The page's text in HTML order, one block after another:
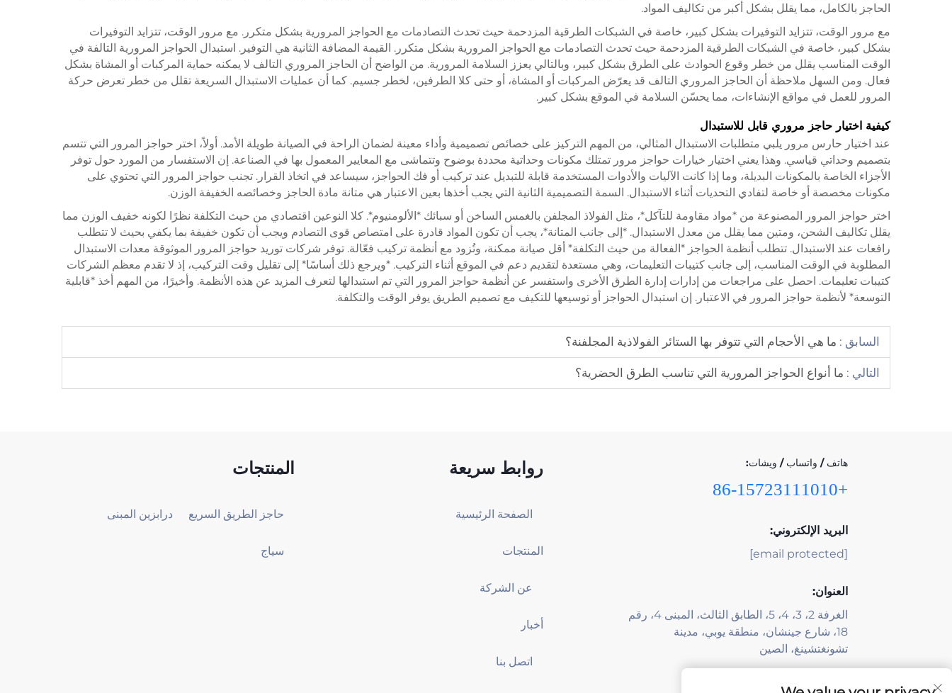
الحاجز بالكامل، مما يقلل بشكل أكبر من تكاليف المواد.
مع مرور الوقت، تتزايد التوفيرات بشكل كبير، خاصة في الشبكات الطرقية المزدحمة حيث تحدث التصادمات مع الحواجز المرورية بشكل متكرر. مع مرور الوقت، تتزايد التوفيرات
بشكل كبير، خاصة في الشبكات الطرقية المزدحمة حيث تحدث التصادمات مع الحواجز المرورية بشكل متكرر. القيمة المضافة الثانية هي التوفير. استبدال الحواجز المرورية التالفة في
الوقت المناسب يقلل من خطر وقوع الحوادث على الطرق بشكل كبير، وبالتالي يعزز السلامة المرورية. من الواضح أن الحاجز المروري التالف لا يمكنه حماية المركبات أو المشاة بشكل
فعال. ومن السهل ملاحظة أن الحاجز المروري التالف قد يعرّض المركبات أو المشاة، أو حتى كلا الطرفين، لخطر جسيم. كما أن عمليات الاستبدال السريعة تقلل من خطر تعرض حركة
المرور للعمل في مواقع الإنشاءات، مما يحسّن السلامة في الموقع بشكل كبير.
كيفية اختيار حاجز مروري قابل للاستبدال
عند اختيار حارس مرور يلبي متطلبات الاستبدال المثالي، من المهم التركيز على خصائص تصميمية وأداء معينة لضمان الراحة في الصيانة طويلة الأمد. أولاً، اختر حواجز المرور التي تتسم
بتصميم وحداتي قياسي. وهذا يعني اختيار خيارات حواجز مرور تمتلك مكونات وحداتية محددة بوضوح وتتماشى مع المعايير المعمول بها في الصناعة. إن الاستفسار من المورد حول توفر
الأجزاء الخاصة بالمكونات البديلة، وما إذا كانت الآليات والأدوات المستخدمة قابلة للتبديل عند تركيب أو فك الحواجز، سيساعد في اتخاذ القرار. تجنب حواجز المرور التي تحتوي على
مكونات مخصصة أو خاصة لتفادي التحديات أثناء الاستبدال. السمة التصميمية الثانية التي يجب أخذها بعين الاعتبار هي متانة مادة الحاجز وخصائصه الخفيفة الوزن.
اختر حواجز المرور المصنوعة من *مواد مقاومة للتآكل*، مثل الفولاذ المجلفن بالغمس الساخن أو سبائك *الألومنيوم*. كلا النوعين اقتصادي من حيث التكلفة نظرًا لكونه خفيف الوزن مما
يقلل تكاليف الشحن، ومتين مما يقلل من معدل الاستبدال. *إلى جانب المتانة*، يجب أن تكون المواد قادرة على امتصاص قوى التصادم ويجب أن تكون خفيفة بما يكفي بحيث لا تتطلب
رافعات عند الاستبدال. تتطلب أنظمة الحواجز *الفعالة من حيث التكلفة* أقل صيانة ممكنة، وتُزود مع أنظمة تركيب فعّالة. توفر شركات توريد حواجز المرور الموثوقة معدات الاستبدال
المطلوبة في الوقت المناسب، إلى جانب كتيبات التعليمات، وهي مستعدة لتقديم دعم في الموقع أثناء التركيب. *ويرجع ذلك أساسًا* إلى تقليل وقت التركيب، إذ لا تقدم معظم الشركات
كتيبات تعليمات. احصل على مراجعات من إدارات إدارة الطرق الأخرى واستفسر عن أنظمة حواجز المرور التي تم استبدالها لتعرف المزيد عن هذه الأنظمة. وأخيرًا، من المهم أخذ *قابلية
التوسعة* لأنظمة حواجز المرور في الاعتبار. إن استبدال الحواجز أو توسيعها للتكيف مع تصميم الطريق يوفر الوقت والتكلفة.
السابق : ما هي الأحجام التي تتوفر بها الستائر الفولاذية المجلفنة؟
التالي : ما أنواع الحواجز المرورية التي تناسب الطرق الحضرية؟
هاتف / واتساب / ويشات:
+86-15723111010
البريد الإلكتروني:
[email protected]
العنوان:
الغرفة 2، 3، 4، 5، الطابق الثالث، المبنى 4، رقم
18، شارع جينشان، منطقة يوبي، مدينة
تشونغتشينغ، الصين
روابط سريعة
الصفحة الرئيسية
المنتجات
عن الشركة
أخبار
اتصل بنا
المنتجات
حاجز الطريق السريع درابزين المبنى
سياج